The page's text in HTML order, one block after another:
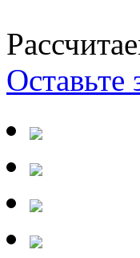
Оставьте